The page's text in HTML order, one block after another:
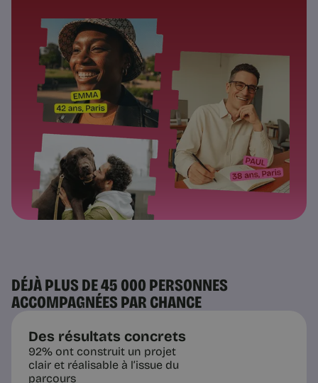
DÉJÀ PLUS DE 45 000 PERSONNES
ACCOMPAGNÉES PAR CHANCE
Des résultats concrets
92% ont construit un projet
clair et réalisable à l’issue du
parcours